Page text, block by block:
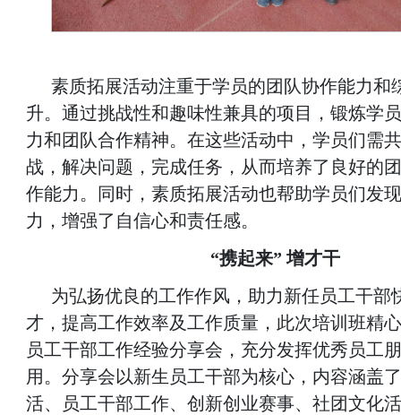
素质拓展活动注重于学员的团队协作能力和
升。通过挑战性和趣味性兼具的项目，锻炼学
力和团队合作精神。在这些活动中，学员们需
战，解决问题，完成任务，从而培养了良好的
作能力。同时，素质拓展活动也帮助学员们发
力，增强了自信心和责任感。
“携起来” 增才干
为弘扬优良的工作作风，助力新任员工干部
才，提高工作效率及工作质量，此次培训班精
员工干部工作经验分享会，充分发挥优秀员工
用。分享会以新生员工干部为核心，内容涵盖
活、员工干部工作、创新创业赛事、社团文化